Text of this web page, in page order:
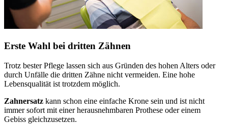
Erste Wahl bei dritten Zähnen
Trotz bester Pflege lassen sich aus Gründen des hohen Alters oder
durch Unfälle die dritten Zähne nicht vermeiden. Eine hohe
Lebensqualität ist trotzdem möglich.
Zahnersatz kann schon eine einfache Krone sein und ist nicht
immer sofort mit einer herausnehmbaren Prothese oder einem
Gebiss gleichzusetzen.